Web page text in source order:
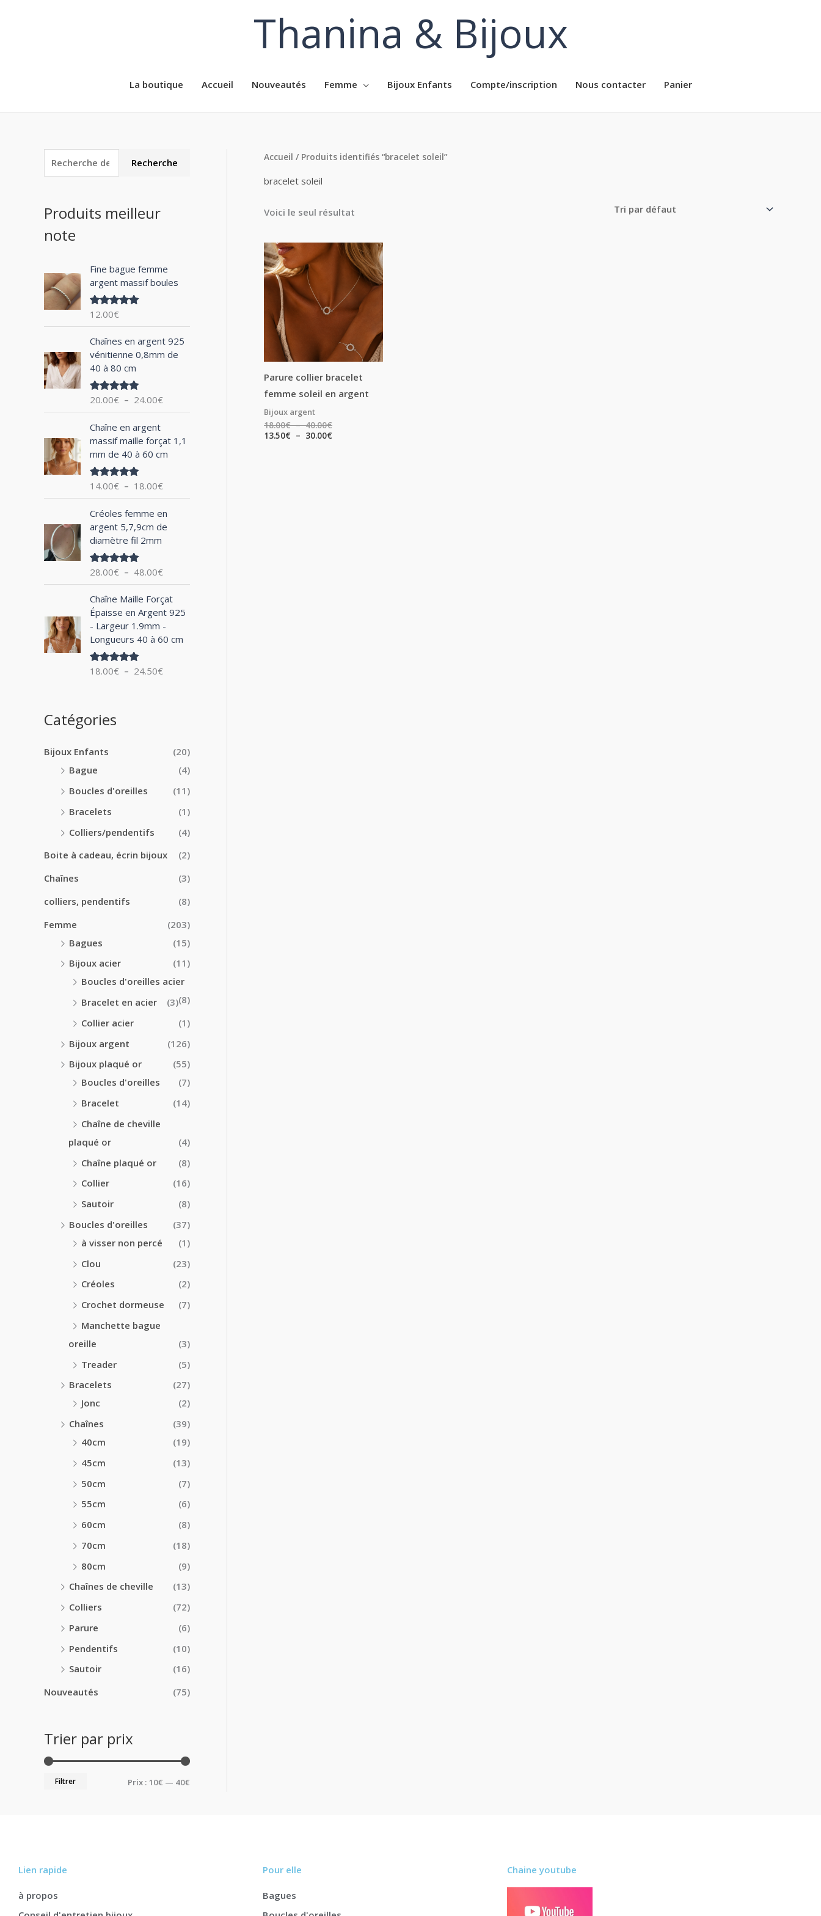
Thanina & Bijoux
La boutique Accueil Nouveautés Femme Bijoux Enfants Compte/inscription Nous contacter Panier
e
h
e
h
u
r
:
Recherche
Produits meilleur
note
Fine bague femme
argent massif boules
Note5.00
12.00€
Chaînes en argent 925
vénitienne 0,8mm de
40 à 80 cm
Note5.00
20.00€ – 24.00€
l
a
e
r
i
:
2
0
2
4
.
0
€
Chaîne en argent
massif maille forçat 1,1
mm de 40 à 60 cm
Note5.00
14.00€ – 18.00€
a
g
d
e
p
r
:
1
4
0
Créoles femme en
argent 5,7,9cm de
diamètre fil 2mm
Note5.00
28.00€ – 48.00€
l
a
d
e
p
r
i
x
:
Chaîne Maille Forçat
Épaisse en Argent 925
- Largeur 1.9mm -
Longueurs 40 à 60 cm
Note5.00
18.00€ – 24.50€
l
a
e
2
Catégories
Bijoux Enfants
(20)
Bague
(4)
Boucles d'oreilles
(11)
Bracelets
(1)
Colliers/pendentifs
(4)
Boite à cadeau, écrin bijoux
(2)
Chaînes
(3)
colliers, pendentifs
(8)
Femme
(203)
Bagues
(15)
Bijoux acier
(11)
Boucles d'oreilles acier
(8)
Bracelet en acier
(3)
Collier acier
(1)
Bijoux argent
(126)
Bijoux plaqué or
(55)
Boucles d'oreilles
(7)
Bracelet
(14)
Chaîne de cheville
plaqué or
(4)
Chaîne plaqué or
(8)
Collier
(16)
Sautoir
(8)
Boucles d'oreilles
(37)
à visser non percé
(1)
Clou
(23)
Créoles
(2)
Crochet dormeuse
(7)
Manchette bague
oreille
(3)
Treader
(5)
Bracelets
(27)
Jonc
(2)
Chaînes
(39)
40cm
(19)
45cm
(13)
50cm
(7)
55cm
(6)
60cm
(8)
70cm
(18)
80cm
(9)
Chaînes de cheville
(13)
Colliers
(72)
Parure
(6)
Pendentifs
(10)
Sautoir
(16)
Nouveautés
(75)
Trier par prix
Filtrer Prix : 10€ — 40€
Accueil / Produits identifiés “bracelet soleil”
bracelet soleil
Voici le seul résultat
Parure collier bracelet
femme soleil en argent
Bijoux argent
18.00€ – 40.00€
Plage
de
prix :
18.00€
40.00€
13.50€ – 30.00€
Plage
de
prix :
13.50€
30.00€
Lien rapide
à propos
Pour elle
Bagues
Chaine youtube